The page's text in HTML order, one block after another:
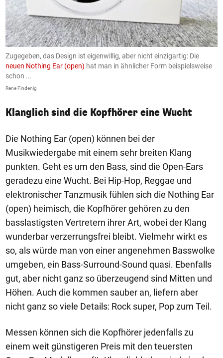
Zugegeben, das Design ist eigenwillig, aber nicht einzigartig: Die
neuen Nothing Ear (open) hat man in ähnlicher Form beispielsweise
schon ...
Rene Findenig
Klanglich sind die Kopfhörer eine Wucht
Die Nothing Ear (open) können bei der
Musikwiedergabe mit einem sehr breiten Klang
punkten. Geht es um den Bass, sind die Open-Ears
geradezu eine Wucht. Bei Hip-Hop, Reggae und
elektronischer Tanzmusik fühlen sich die Nothing Ear
(open) heimisch, die Kopfhörer gehören zu den
basslastigsten Vertretern ihrer Art, wobei der Klang
wunderbar verzerrungsfrei bleibt. Vielmehr wirkt es
so, als würde man von einer angenehmen Basswolke
umgeben, ein Bass-Surround-Sound quasi. Ebenfalls
gut, aber nicht ganz so überzeugend sind Mitten und
Höhen. Auch die kommen sauber an, liefern aber
nicht ganz so viele Details: Rock super, Pop zum Teil.
Messen können sich die Kopfhörer jedenfalls zu
einem weit günstigeren Preis mit den teuersten